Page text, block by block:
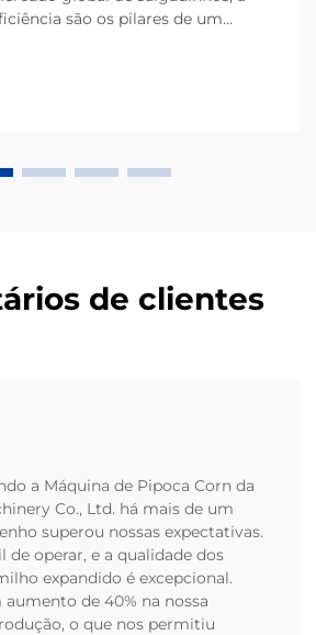
são os pilares de um
forma irregular única e textura
de clientes
a Máquina de Pipoca Corn da
Co., Ltd. há mais de um
superou nossas expectativas.
de operar, e a qualidade dos
expandido é excepcional.
de 40% na nossa
o que nos permitiu